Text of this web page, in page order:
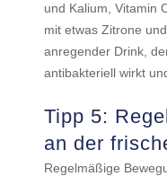
und Kalium, Vitamin
mit etwas Zitrone
anregender Drink,
antibakteriell wirkt
Tipp 5:
an der
Regelmäßige